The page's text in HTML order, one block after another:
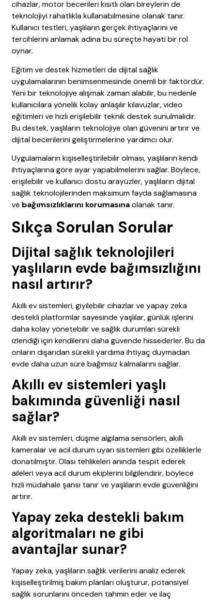
cihazlar, motor becerileri kısıtlı olan bireylerin de
teknolojiyi rahatlıkla kullanabilmesine olanak tanır.
Kullanıcı testleri, yaşlıların gerçek ihtiyaçlarını ve
tercihlerini anlamak adına bu süreçte hayati bir rol
oynar.
Eğitim ve destek hizmetleri de dijital sağlık
uygulamalarının benimsenmesinde önemli bir faktördür.
Yeni bir teknolojiye alışmak zaman alabilir, bu nedenle
kullanıcılara yönelik kolay anlaşılır kılavuzlar, video
eğitimleri ve hızlı erişilebilir teknik destek sunulmalıdır.
Bu destek, yaşlıların teknolojiye olan güvenini artırır ve
dijital becerilerini geliştirmelerine yardımcı olur.
Uygulamaların kişiselleştirilebilir olması, yaşlıların kendi
ihtiyaçlarına göre ayar yapabilmelerini sağlar. Böylece,
erişilebilir ve kullanıcı dostu arayüzler, yaşlıların dijital
sağlık teknolojilerinden maksimum fayda sağlamasına
ve bağımsızlıklarını korumasınaolanak tanır.
Sıkça Sorulan Sorular
Dijital sağlık teknolojileri
yaşlıların evde bağımsızlığını
nasıl artırır?
Akıllı ev sistemleri, giyilebilir cihazlar ve yapay zeka
destekli platformlar sayesinde yaşlılar, günlük işlerini
daha kolay yönetebilir ve sağlık durumları sürekli
izlendiği için kendilerini daha güvende hissederler. Bu da
onların dışarıdan sürekli yardıma ihtiyaç duymadan
evde daha uzun süre bağımsız kalmalarını sağlar.
Akıllı ev sistemleri yaşlı
bakımında güvenliği nasıl
sağlar?
Akıllı ev sistemleri, düşme algılama sensörleri, akıllı
kameralar ve acil durum uyarı sistemleri gibi özelliklerle
donatılmıştır. Olası tehlikeleri anında tespit ederek
aileleri veya acil durum ekiplerini bilgilendirir, böylece
hızlı müdahale şansı tanır ve yaşlıların evde güvenliğini
artırır.
Yapay zeka destekli bakım
algoritmaları ne gibi
avantajlar sunar?
Yapay zeka, yaşlıların sağlık verilerini analiz ederek
kişiselleştirilmiş bakım planları oluşturur, potansiyel
sağlık sorunlarını önceden tahmin eder ve ilaç